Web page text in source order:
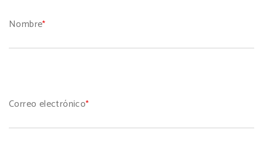
Nombre*
Correo electrónico*